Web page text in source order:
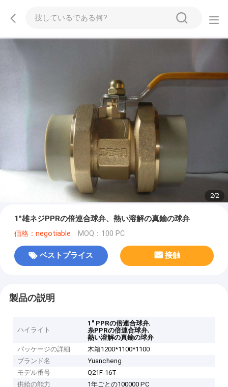
2/2
1"雄ネジPPRの倍連合球弁、熱い溶解の真鍮の球弁
価格：negotiable MOQ：100 PC
ベストプライス 接触
製品の説明
ハイライト
1" PPRの倍連合球弁,
糸PPRの倍連合球弁,
熱い溶解の真鍮の球弁
パッケージの詳細
木箱1200*1100*1100
ブランド名
Yuancheng
モデル番号
Q21F-16T
供給の能力
1年ごとの100000 PC